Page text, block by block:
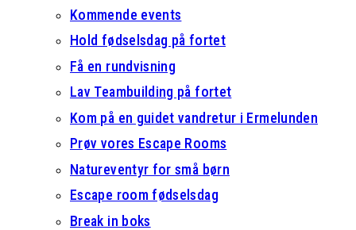
Kommende events
Hold fødselsdag på fortet
Få en rundvisning
Lav Teambuilding på fortet
Kom på en guidet vandretur i Ermelunden
Prøv vores Escape Rooms
Natureventyr for små børn
Escape room fødselsdag
Break in boks